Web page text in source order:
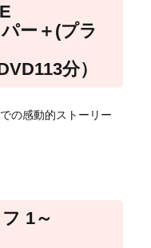
ー＋(プラ
分）
の感動的ストーリー
1～